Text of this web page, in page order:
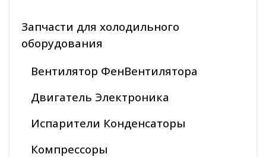
Запчасти для холодильного
оборудования
Вентилятор ФенВентилятора
Двигатель Электроника
Испарители Конденсаторы
Компрессоры